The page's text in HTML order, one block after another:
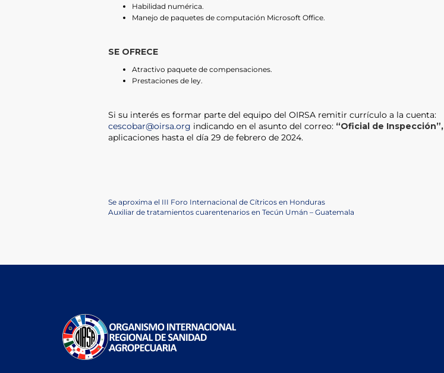
Habilidad numérica.
Manejo de paquetes de computación Microsoft Office.
SE OFRECE
Atractivo paquete de compensaciones.
Prestaciones de ley.
Si su interés es formar parte del equipo del OIRSA remitir currículo a la cuenta:
cescobar@oirsa.org indicando en el asunto del correo: “Oficial de Inspección”,
aplicaciones hasta el día 29 de febrero de 2024.
Navegación
Previous
Post
Se aproxima el III Foro Internacional de Cítricos en Honduras
Next
Auxiliar de tratamientos cuarentenarios en Tecún Umán – Guatemala